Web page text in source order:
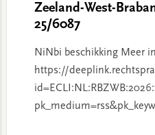
Zeeland-West-
25/6087
NiNbi beschikking Meer
https://